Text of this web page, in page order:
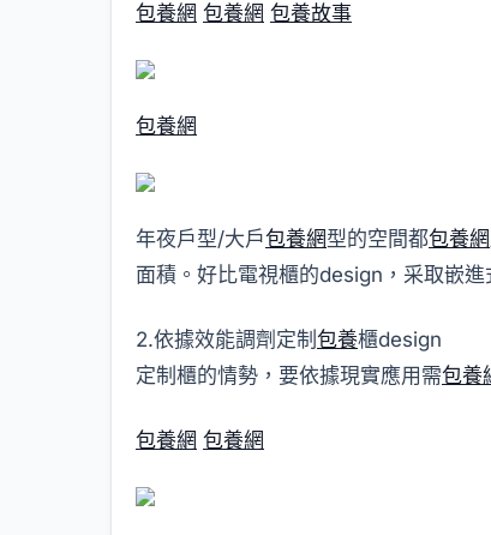
包養網 包養網 包養故事
包養網
年夜戶型/大戶包養網型的空間都包養網
面積。好比電視櫃的design，采取嵌
2.依據效能調劑定制 包養櫃design
定制櫃的情勢，要依據現實應用需包養
包養網 包養網